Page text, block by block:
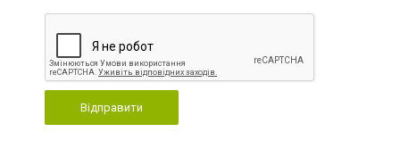
Відправити